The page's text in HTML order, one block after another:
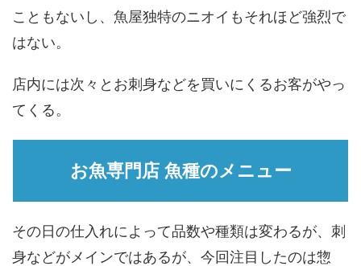
こともないし、魚屋独特のニオイもそれほど強烈で
はない。
店内には次々とお刺身などを買いにくるお客がやっ
てくる。
お魚専門店 魚種のメニュー
その日の仕入れによって品数や種類は変わるが、刺
身などがメインではあるが、今回注目したのは惣